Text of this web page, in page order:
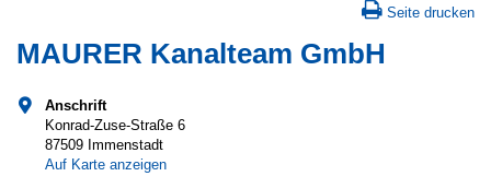
Seite drucken
MAURER Kanalteam GmbH
Anschrift
Konrad-Zuse-Straße 6
87509 Immenstadt
Auf Karte anzeigen